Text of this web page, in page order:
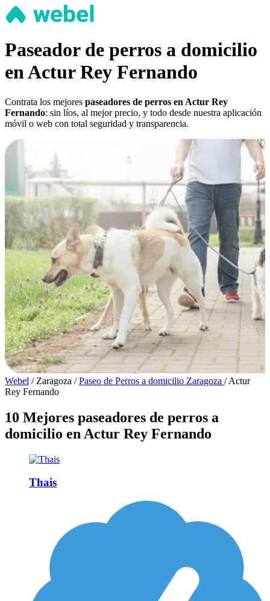
Paseador de perros a domicilio
en Actur Rey Fernando
Contrata los mejores paseadores de perros en Actur Rey
Fernando: sin líos, al mejor precio, y todo desde nuestra aplicación
móvil o web con total seguridad y transparencia.
Webel / Zaragoza / Paseo de Perros a domicilio Zaragoza / Actur
Rey Fernando
10 Mejores paseadores de perros a
domicilio en Actur Rey Fernando
Thais